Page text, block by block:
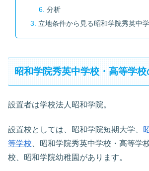
分析
立地条件から見る昭和学院秀英中
昭和学院秀英中学校・高等学
設置者は学校法人昭和学院。
設置校としては、昭和学院短期大学、
等学校 、昭和学院秀英中学校・高等学
校、昭和学院幼稚園があります。